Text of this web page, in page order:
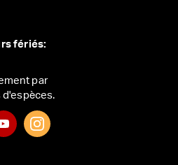
fériés:
par
d'espèces.